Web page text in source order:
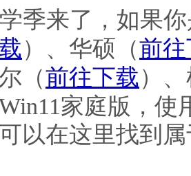
来了，如果你
）、华硕（前
（前往下载）
家庭版，使
以在这里找到